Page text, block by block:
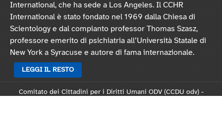
International, che ha sede a Los Angeles. Il CCHR
International è stato fondato nel 1969 dalla Chiesa di
Scientology e dal compianto professor Thomas Szasz,
professore emerito di psichiatria all’Università Statale di
New York a Syracuse e autore di fama internazionale.
LEGGI IL RESTO
Comitato dei Cittadini per i Diritti Umani ODV (CCDU odv) -